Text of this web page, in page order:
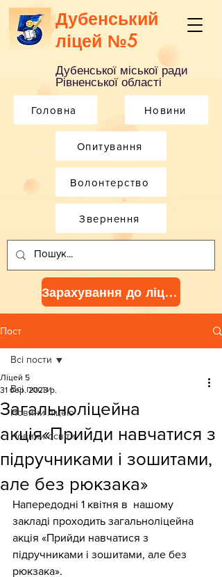
Дубенський
ліцей №5
Дубенської міської ради
Рівненської області
Головна Новини
Опитування
Зарахування до ліцею
Волонтерство
Звернення
Пост
Всі пости
Новини ліцею
Новини освіти
Всі пости
Загальноліцейна
акція«Прийди навчатися з
підручниками і зошитами,
але без рюкзака»
Ліцей 5
31 бер. 2023 р.
Напередодні 1 квітня в  нашому
закладі проходить загальноліцейна
акція «Прийди навчатися з
підручниками і зошитами, але без
рюкзака».